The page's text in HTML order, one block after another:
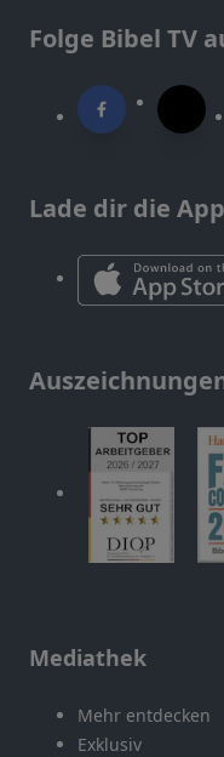
Folge Bibel TV
Lade dir die
Mediathek
Mehr entdecken
Exklusiv